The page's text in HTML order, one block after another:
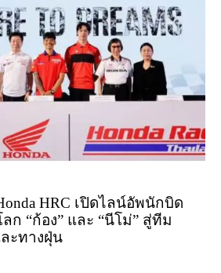
HRC เปิดไลน์อัพนักบิด
ก “ก้อง” และ “นีโม่” สู่ทีม
ะทางฝุ่น